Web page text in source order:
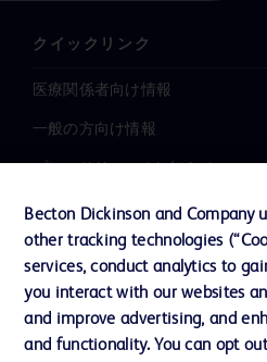
クイックリンク
医療関係者向け情報
一般の方向け情報
プレスリリース / お知らせ
インクルージョン、ダイバー
シティ ＆ エクイティ
投資家向け情報（英語）
会社案内
Becton Dickinson and Company
other tracking technologies
services, conduct analytics to
you interact with our websites
and improve advertising, and
and functionality. You can opt